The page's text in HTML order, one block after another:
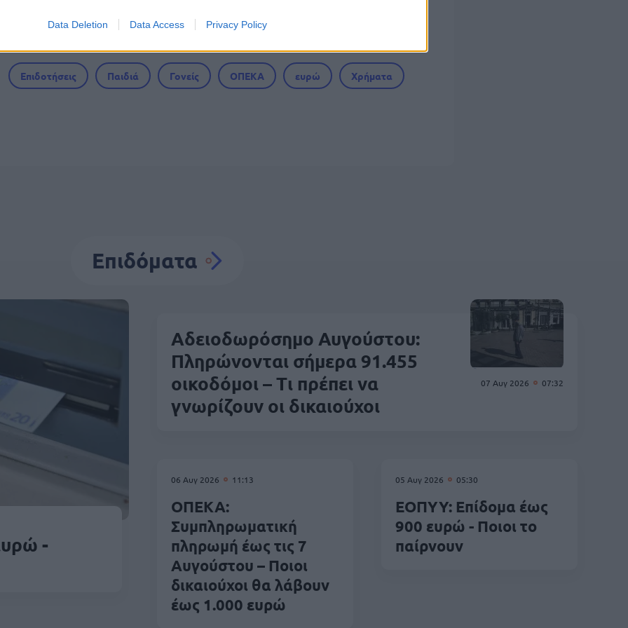
Data Deletion Data Access Privacy Policy
Επιδοτήσεις Παιδιά Γονείς ΟΠΕΚΑ ευρώ Χρήματα
Επιδόματα
-
07 Αυγ 2026 07:32
Αδειοδωρόσημο Αυγούστου:
Πληρώνονται σήμερα 91.455
οικοδόμοι – Τι πρέπει να
γνωρίζουν οι δικαιούχοι
06 Αυγ 2026 11:13
ΟΠΕΚΑ:
Συμπληρωματική
πληρωμή έως τις 7
Αυγούστου – Ποιοι
δικαιούχοι θα λάβουν
έως 1.000 ευρώ
05 Αυγ 2026 05:30
ΕΟΠΥΥ: Επίδομα έως
900 ευρώ - Ποιοι το
παίρνουν